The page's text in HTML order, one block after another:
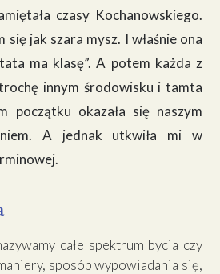
czasy Kochanowskiego.
się jak szara mysz. I właśnie ona
ma klasę”. A potem każda z
innym środowisku i tamta
początku okazała się naszym
A jednak utkwiła mi w
całe spektrum bycia czy
sposób wypowiadania się,